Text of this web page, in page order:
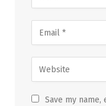
Save my